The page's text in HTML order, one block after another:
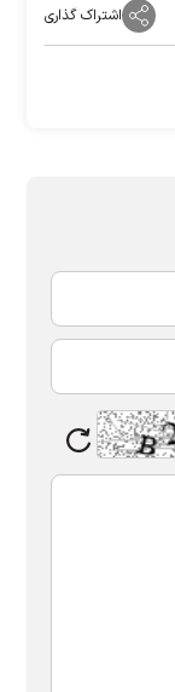
اشتراک گذاری